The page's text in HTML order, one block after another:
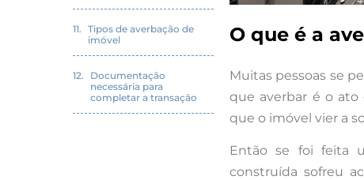
Tipos de averbação de
imóvel
Documentação
necessária para
completar a transação
O que é a
Muitas pessoas se
que averbar é o ato
que o imóvel vier a
Então se foi feita
construída sofreu